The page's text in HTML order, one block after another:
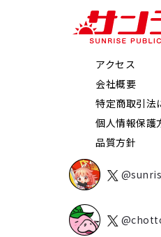
アクセス
会社概要
特定商取引法
個人情報保護
品質方針